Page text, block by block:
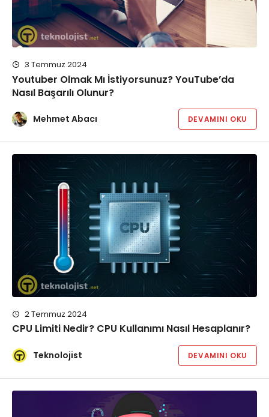
3 Temmuz 2024
Youtuber Olmak Mı İstiyorsunuz? YouTube’da
Nasıl Başarılı Olunur?
Mehmet Abacı DEVAMINI OKU
2 Temmuz 2024
CPU Limiti Nedir? CPU Kullanımı Nasıl Hesaplanır?
Teknolojist DEVAMINI OKU